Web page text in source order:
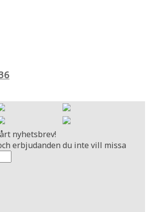
nyhetsbrev!
erbjudanden du inte vill missa